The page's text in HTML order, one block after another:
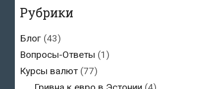
Рубрики
Блог (43)
Вопросы-Ответы (1)
Курсы валют (77)